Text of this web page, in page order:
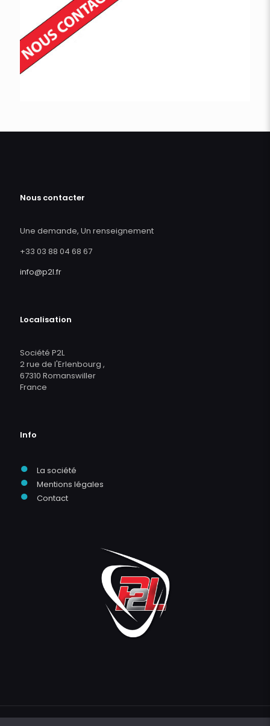
Nous contacter
Une demande, Un renseignement
+33 03 88 04 68 67
info@p2l.fr
Localisation
Société P2L
2 rue de l'Erlenbourg ,
67310 Romanswiller
France
Info
● La société
● Mentions légales
● Contact